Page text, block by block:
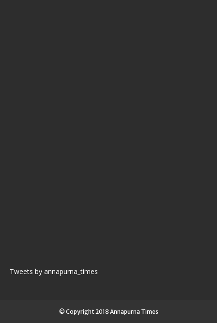
Tweets by annapurna_times
© Copyright 2018 Annapurna Times